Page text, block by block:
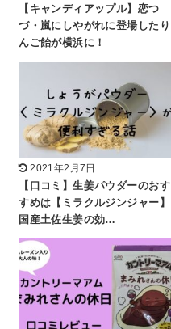
【キャンディアップル】恋つ
づ・嵐にしやがれに登場したり
んご飴が横浜に！
2021年2月7日
【口コミ】生姜パウダーのおす
すめは【ミラクルジンジャー】
国産土佐生姜の効…